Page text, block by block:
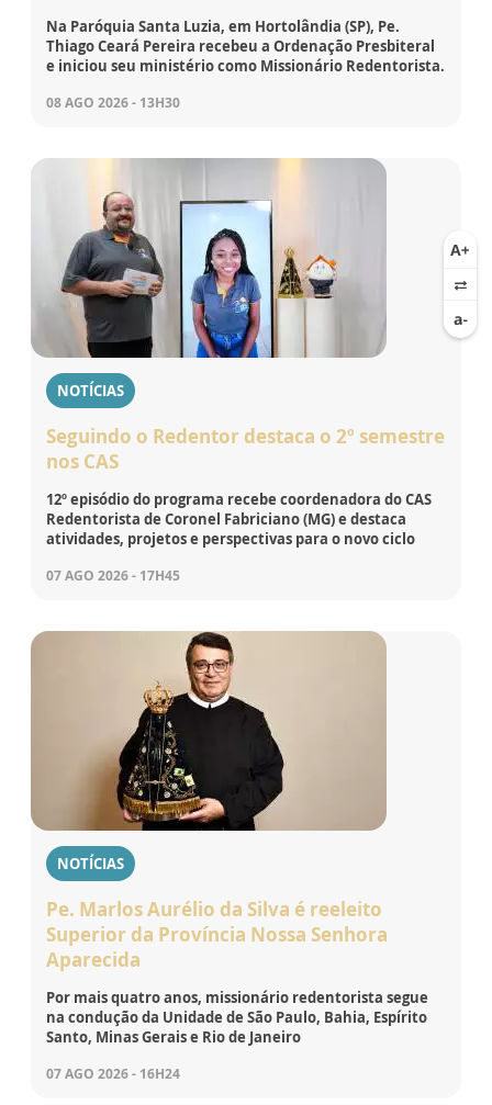
Na Paróquia Santa Luzia, em Hortolândia (SP), Pe.
Thiago Ceará Pereira recebeu a Ordenação Presbiteral
e iniciou seu ministério como Missionário Redentorista.
08 AGO 2026 - 13H30
NOTÍCIAS
Seguindo o Redentor destaca o 2º semestre
nos CAS
12º episódio do programa recebe coordenadora do CAS
Redentorista de Coronel Fabriciano (MG) e destaca
atividades, projetos e perspectivas para o novo ciclo
07 AGO 2026 - 17H45
NOTÍCIAS
Pe. Marlos Aurélio da Silva é reeleito
Superior da Província Nossa Senhora
Aparecida
Por mais quatro anos, missionário redentorista segue
na condução da Unidade de São Paulo, Bahia, Espírito
Santo, Minas Gerais e Rio de Janeiro
07 AGO 2026 - 16H24